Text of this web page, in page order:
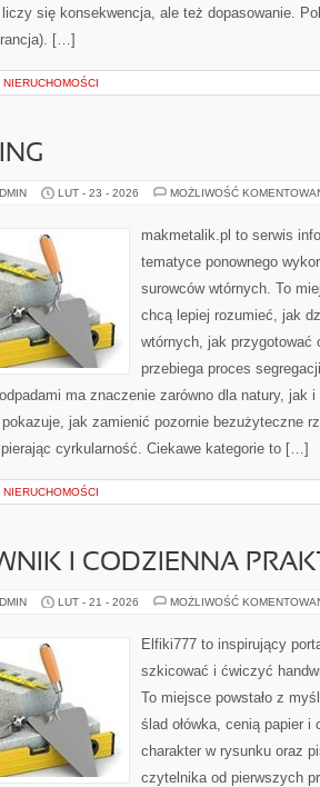
się konsekwencja, ale też dopasowanie.
[…]
NIERUCHOMOŚCI
LUT - 23 - 2026 MOŻLIWOŚĆ
makmetalik.pl to serwis
tematyce ponownego
surowców wtórnych. To
chcą lepiej rozumieć, jak
wtórnych, jak przygotować
przebiega proces
ma znaczenie zarówno dla natury, jak
jak zamienić pozornie bezużyteczne
cyrkularność. Ciekawe kategorie to […]
NIERUCHOMOŚCI
I CODZIENNA
LUT - 21 - 2026 MOŻLIWOŚĆ
Elfiki777 to inspirujący
szkicować i ćwiczyć
To miejsce powstało z
ślad ołówka, cenią papier i
charakter w rysunku oraz
czytelnika od pierwszych